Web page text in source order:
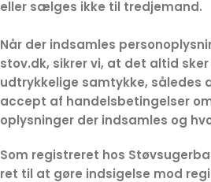
eller sælges ikke til tredjemand.
Når der indsamles
stov.dk, sikrer vi, at det altid
udtrykkelige samtykke, således
accept af handelsbetingelser
oplysninger der indsamles og
Som registreret hos
ret til at gøre indsigelse mod